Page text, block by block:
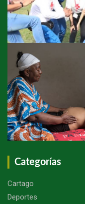
Categorías
Cartago
Deportes